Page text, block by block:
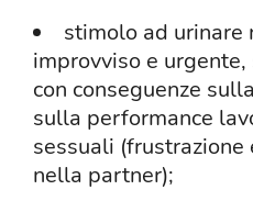
stimolo ad urinare
improvviso e
con conseguenze
sulla performance
sessuali
nella partner);